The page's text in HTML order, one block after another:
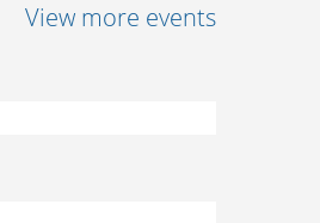
View more events